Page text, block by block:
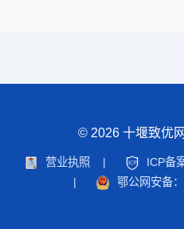
© 2026 十堰致优
营业执照 |
ICP备
|
鄂公网安备